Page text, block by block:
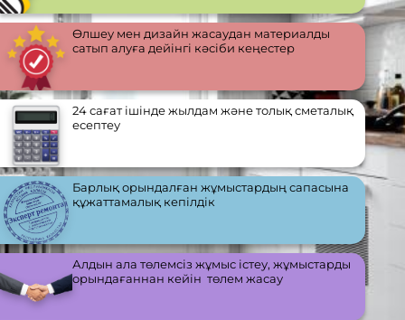
Өлшеу мен дизайн жасаудан материалды
сатып алуға дейінгі кәсіби кеңестер
24 сағат ішінде жылдам және толық сметалық
есептеу
Барлық орындалған жұмыстардың сапасына
құжаттамалық кепілдік
Алдын ала төлемсіз жұмыс істеу, жұмыстарды
орындағаннан кейін төлем жасау